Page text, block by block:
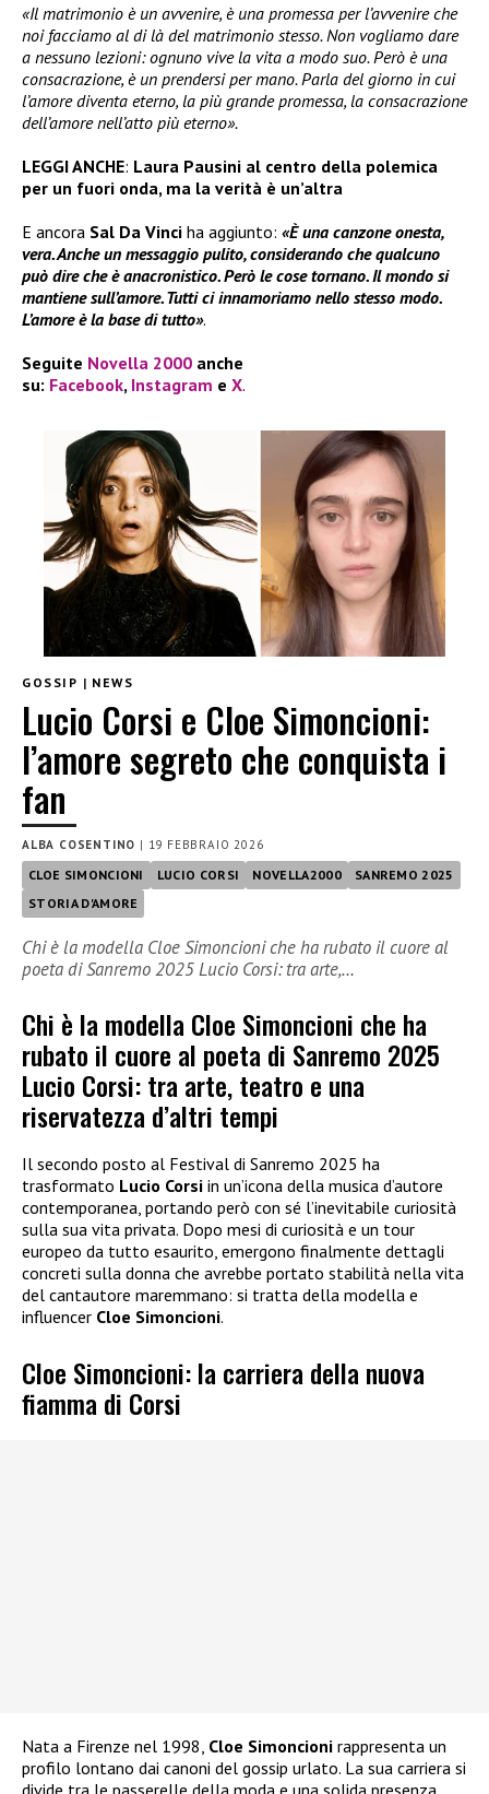
«Il matrimonio è un avvenire, è una promessa per l’avvenire che
noi facciamo al di là del matrimonio stesso. Non vogliamo dare
a nessuno lezioni: ognuno vive la vita a modo suo. Però è una
consacrazione, è un prendersi per mano. Parla del giorno in cui
l’amore diventa eterno, la più grande promessa, la consacrazione
dell’amore nell’atto più eterno».
LEGGI ANCHE: Laura Pausini al centro della polemica
per un fuori onda, ma la verità è un’altra
E ancora Sal Da Vinci ha aggiunto: «È una canzone onesta,
vera. Anche un messaggio pulito, considerando che qualcuno
può dire che è anacronistico. Però le cose tornano. Il mondo si
mantiene sull’amore. Tutti ci innamoriamo nello stesso modo.
L’amore è la base di tutto».
Seguite Novella 2000 anche
su: Facebook, Instagram e X.
GOSSIP | NEWS
Lucio Corsi e Cloe Simoncioni:
l’amore segreto che conquista i
fan
ALBA COSENTINO | 19 FEBBRAIO 2026
CLOE SIMONCIONI LUCIO CORSI NOVELLA2000
SANREMO 2025
STORIA D'AMORE
Chi è la modella Cloe Simoncioni che ha rubato il cuore al
poeta di Sanremo 2025 Lucio Corsi: tra arte,…
Chi è la modella Cloe Simoncioni che ha
rubato il cuore al poeta di Sanremo 2025
Lucio Corsi: tra arte, teatro e una
riservatezza d’altri tempi
Il secondo posto al Festival di Sanremo 2025 ha
trasformato Lucio Corsi in un’icona della musica d’autore
contemporanea, portando però con sé l’inevitabile curiosità
sulla sua vita privata. Dopo mesi di curiosità e un tour
europeo da tutto esaurito, emergono finalmente dettagli
concreti sulla donna che avrebbe portato stabilità nella vita
del cantautore maremmano: si tratta della modella e
influencer Cloe Simoncioni.
Cloe Simoncioni: la carriera della nuova
fiamma di Corsi
Nata a Firenze nel 1998, Cloe Simoncioni rappresenta un
profilo lontano dai canoni del gossip urlato. La sua carriera si
divide tra le passerelle della moda e una solida presenza